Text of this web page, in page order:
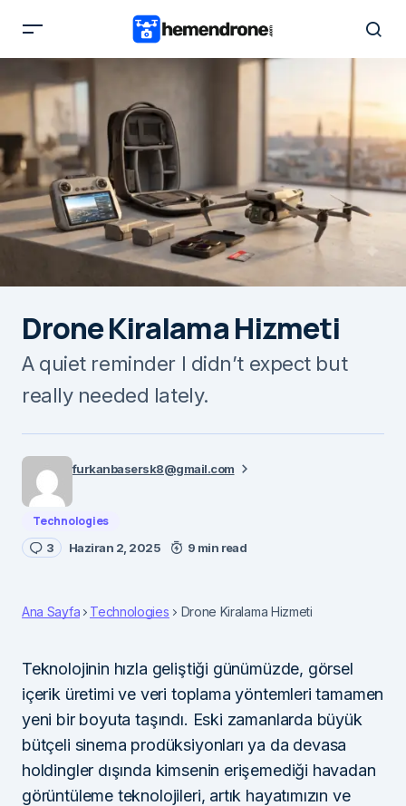
Drone Kiralama Hizmeti
A quiet reminder I didn’t expect but
really needed lately.
furkanbasersk8@gmail.com
Technologies
3 Haziran 2, 2025 9 min read
Ana Sayfa Technologies Drone Kiralama Hizmeti
Teknolojinin hızla geliştiği günümüzde, görsel
içerik üretimi ve veri toplama yöntemleri tamamen
yeni bir boyuta taşındı. Eski zamanlarda büyük
bütçeli sinema prodüksiyonları ya da devasa
holdingler dışında kimsenin erişemediği havadan
görüntüleme teknolojileri, artık hayatımızın ve